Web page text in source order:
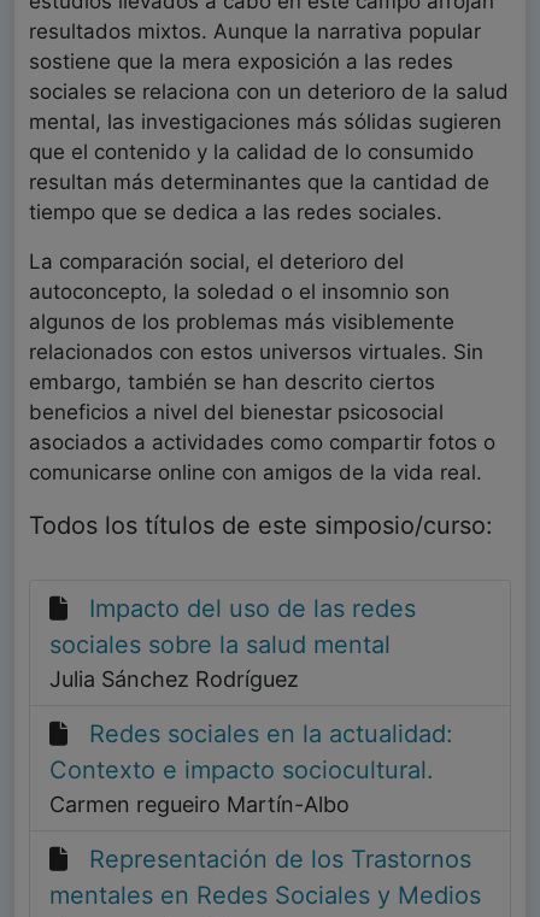
resultados mixtos. Aunque la narrativa popular
sostiene que la mera exposición a las redes
sociales se relaciona con un deterioro de la salud
mental, las investigaciones más sólidas sugieren
que el contenido y la calidad de lo consumido
resultan más determinantes que la cantidad de
tiempo que se dedica a las redes sociales.
La comparación social, el deterioro del
autoconcepto, la soledad o el insomnio son
algunos de los problemas más visiblemente
relacionados con estos universos virtuales. Sin
embargo, también se han descrito ciertos
beneficios a nivel del bienestar psicosocial
asociados a actividades como compartir fotos o
comunicarse online con amigos de la vida real.
Todos los títulos de este simposio/curso:
Impacto del uso de las redes
sociales sobre la salud mental
Julia Sánchez Rodríguez
Redes sociales en la actualidad:
Contexto e impacto sociocultural.
Carmen regueiro Martín-Albo
Representación de los Trastornos
mentales en Redes Sociales y Medios